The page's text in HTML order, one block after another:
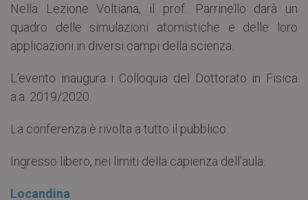
Nella Lezione Voltiana, il prof. Parrinello darà un
quadro delle simulazioni atomistiche e delle loro
applicazioni in diversi campi della scienza.
L’evento inaugura i Colloquia del Dottorato in Fisica
a.a. 2019/2020.
La conferenza è rivolta a tutto il pubblico.
Ingresso libero, nei limiti della capienza dell’aula.
Locandina